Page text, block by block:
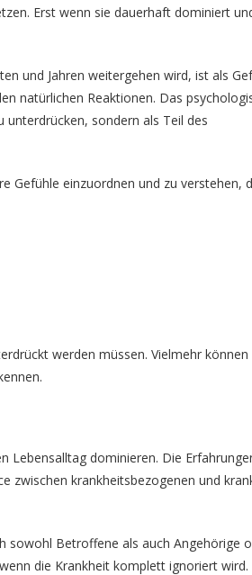
Erst wenn sie dauerhaft dominiert
und Jahren weitergehen wird, ist als
natürlichen Reaktionen. Das
sondern als Teil des
Gefühle einzuordnen und zu verstehen,
werden müssen. Vielmehr können
Lebensalltag dominieren. Die
zwischen krankheitsbezogenen und
sowohl Betroffene als auch Angehörige
die Krankheit komplett ignoriert wird.